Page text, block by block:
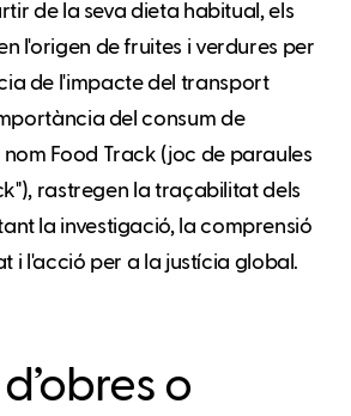
de la seva dieta habitual, els
l'origen de fruites i verdures per
de l'impacte del transport
del consum de
Food Track (joc de paraules
rastregen la traçabilitat dels
la investigació, la comprensió
i l'acció per a la justícia global.
o